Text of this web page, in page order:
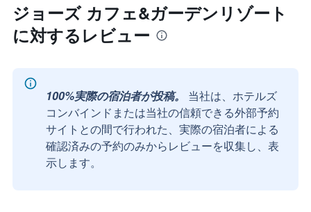
ジョーズ カフェ&ガーデンリゾート
に対するレビュー
100%実際の宿泊者が投稿。
当社は、ホテルズ
コンバインドまたは当社の信頼できる外部予約
サイトとの間で行われた、実際の宿泊者による
確認済みの予約のみからレビューを収集し、表
示します。